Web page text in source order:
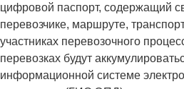
цифровой паспорт, содержащий
перевозчике, маршруте,
участниках перевозочного
перевозках будут
информационной системе